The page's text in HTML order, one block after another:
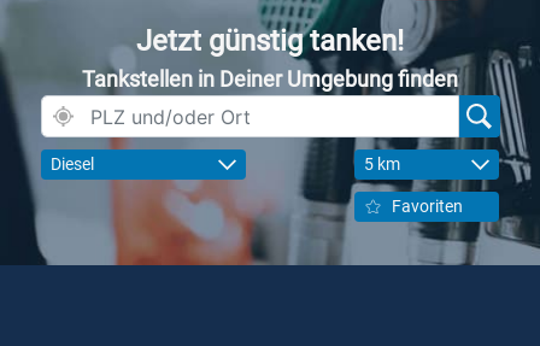
Jetzt günstig tanken!
Tankstellen in Deiner Umgebung finden
Diesel 5 km
Favoriten